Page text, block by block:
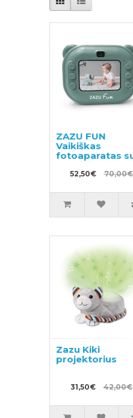
ZAZU FUN
Vaikiškas
fotoaparatas
terminio
spausdinimo
52,50€ 70,00€
Zazu Kiki
projektorius
31,50€ 42,00€